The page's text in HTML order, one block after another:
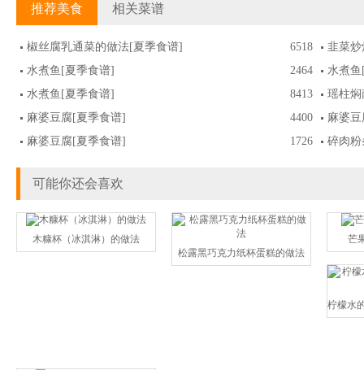
推荐美食 相关菜谱
6518
椒丝腐乳通菜的做法[夏季食谱]
韭菜
2464
水煮鱼 [夏季食谱] 水煮鱼
8413
水煮鱼 [夏季食谱]
瑶柱焖
4400
麻婆豆腐 [夏季食谱]
麻婆豆
1726
麻婆豆腐 [夏季食谱] 碎肉粉
可能你还会喜欢
木糠杯（冰淇淋）的做法
松露黑巧克力纸杯蛋糕的做法
芒